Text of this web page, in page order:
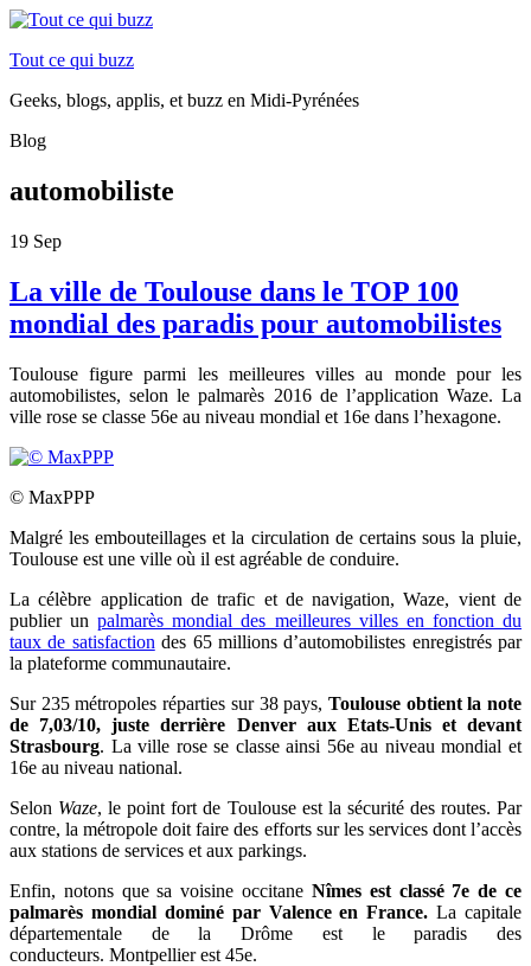
Tout ce qui buzz
Geeks, blogs, applis, et buzz en Midi-Pyrénées
Blog
automobiliste
19 Sep
La ville de Toulouse dans le TOP 100
mondial des paradis pour automobilistes
Toulouse figure parmi les meilleures villes au monde pour les
automobilistes, selon le palmarès 2016 de l’application Waze. La
ville rose se classe 56e au niveau mondial et 16e dans l’hexagone.
© MaxPPP
Malgré les embouteillages et la circulation de certains sous la pluie,
Toulouse est une ville où il est agréable de conduire.
La célèbre application de trafic et de navigation, Waze, vient de
publier unpalmarès mondial des meilleures villes en fonction du
taux de satisfaction des 65 millions d’automobilistes enregistrés par
la plateforme communautaire.
Sur 235 métropoles réparties sur 38 pays, Toulouse obtient la note
de 7,03/10, juste derrière Denver aux Etats-Unis et devant
Strasbourg. La ville rose se classe ainsi 56e au niveau mondial et
16e au niveau national.
Selon Waze, le point fort de Toulouse est la sécurité des routes. Par
contre, la métropole doit faire des efforts sur les services dont l’accès
aux stations de services et aux parkings.
Enfin, notons que sa voisine occitane Nîmes est classé 7e de ce
palmarès mondial dominé par Valence en France. La capitale
départementale de la Drôme est le paradis des
conducteurs. Montpellier est 45e.